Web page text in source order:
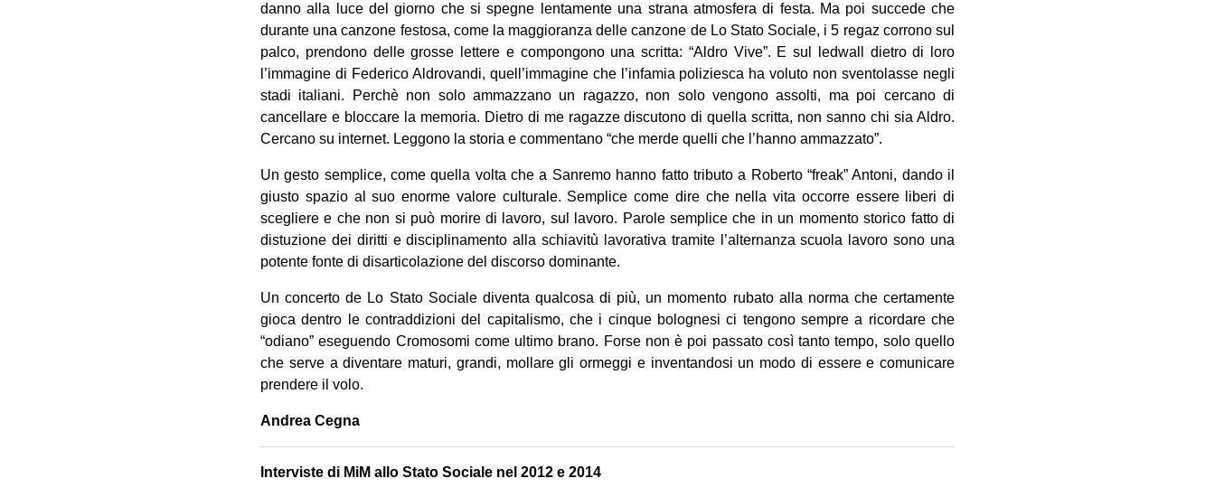
danno alla luce del giorno che si spegne lentamente una strana atmosfera di festa. Ma poi succede che
durante una canzone festosa, come la maggioranza delle canzone de Lo Stato Sociale, i 5 regaz corrono sul
palco, prendono delle grosse lettere e compongono una scritta: “Aldro Vive”. E sul ledwall dietro di loro
l’immagine di Federico Aldrovandi, quell’immagine che l’infamia poliziesca ha voluto non sventolasse negli
stadi italiani. Perchè non solo ammazzano un ragazzo, non solo vengono assolti, ma poi cercano di
cancellare e bloccare la memoria. Dietro di me ragazze discutono di quella scritta, non sanno chi sia Aldro.
Cercano su internet. Leggono la storia e commentano “che merde quelli che l’hanno ammazzato”.
Un gesto semplice, come quella volta che a Sanremo hanno fatto tributo a Roberto “freak” Antoni, dando il
giusto spazio al suo enorme valore culturale. Semplice come dire che nella vita occorre essere liberi di
scegliere e che non si può morire di lavoro, sul lavoro. Parole semplice che in un momento storico fatto di
distuzione dei diritti e disciplinamento alla schiavitù lavorativa tramite l’alternanza scuola lavoro sono una
potente fonte di disarticolazione del discorso dominante.
Un concerto de Lo Stato Sociale diventa qualcosa di più, un momento rubato alla norma che certamente
gioca dentro le contraddizioni del capitalismo, che i cinque bolognesi ci tengono sempre a ricordare che
“odiano” eseguendo Cromosomi come ultimo brano. Forse non è poi passato così tanto tempo, solo quello
che serve a diventare maturi, grandi, mollare gli ormeggi e inventandosi un modo di essere e comunicare
prendere il volo.
Andrea Cegna
Interviste di MiM allo Stato Sociale nel 2012 e 2014